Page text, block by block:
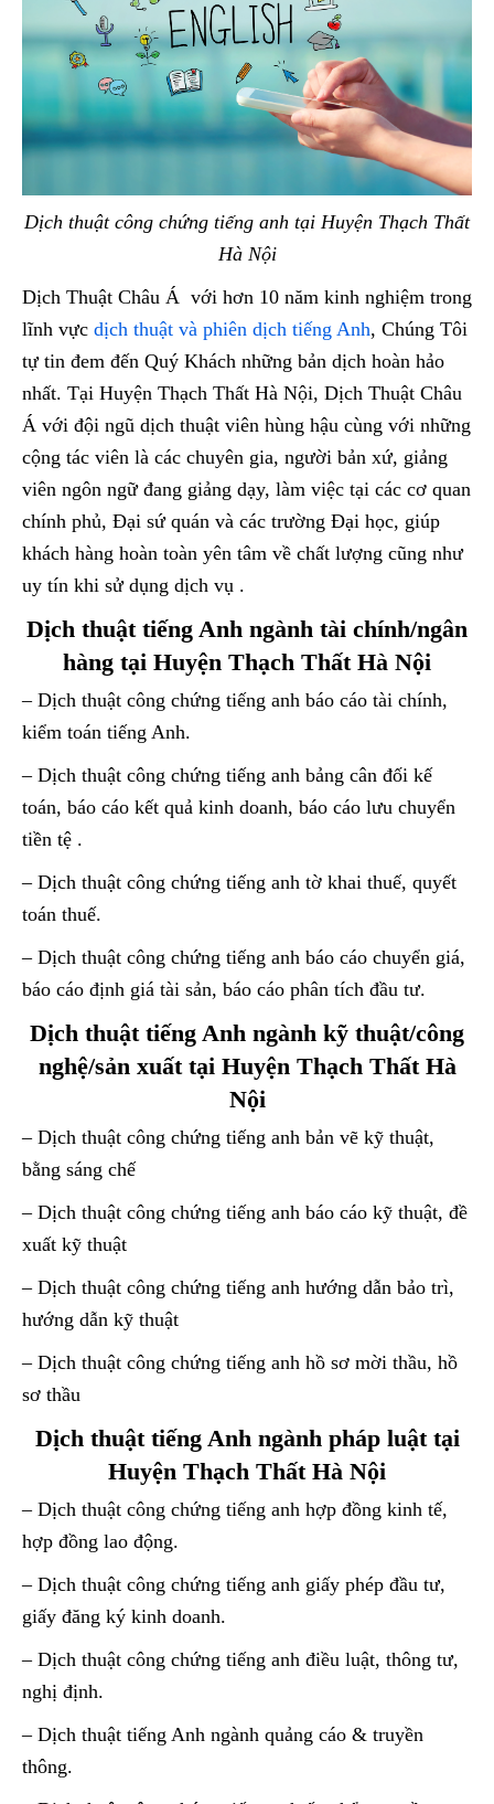
Dịch thuật công chứng tiếng anh tại Huyện Thạch Thất
Hà Nội
Dịch Thuật Châu Á với hơn 10 năm kinh nghiệm trong
lĩnh vực dịch thuật và phiên dịch tiếng Anh, Chúng Tôi
tự tin đem đến Quý Khách những bản dịch hoàn hảo
nhất. Tại Huyện Thạch Thất Hà Nội, Dịch Thuật Châu
Á với đội ngũ dịch thuật viên hùng hậu cùng với những
cộng tác viên là các chuyên gia, người bản xứ, giảng
viên ngôn ngữ đang giảng dạy, làm việc tại các cơ quan
chính phủ, Đại sứ quán và các trường Đại học, giúp
khách hàng hoàn toàn yên tâm về chất lượng cũng như
uy tín khi sử dụng dịch vụ .
Dịch thuật tiếng Anh ngành tài chính/ngân
hàng tại Huyện Thạch Thất Hà Nội
– Dịch thuật công chứng tiếng anh báo cáo tài chính,
kiểm toán tiếng Anh.
– Dịch thuật công chứng tiếng anh bảng cân đối kế
toán, báo cáo kết quả kinh doanh, báo cáo lưu chuyển
tiền tệ .
– Dịch thuật công chứng tiếng anh tờ khai thuế, quyết
toán thuế.
– Dịch thuật công chứng tiếng anh báo cáo chuyển giá,
báo cáo định giá tài sản, báo cáo phân tích đầu tư.
Dịch thuật tiếng Anh ngành kỹ thuật/công
nghệ/sản xuất tại Huyện Thạch Thất Hà
Nội
– Dịch thuật công chứng tiếng anh bản vẽ kỹ thuật,
bằng sáng chế
– Dịch thuật công chứng tiếng anh báo cáo kỹ thuật, đề
xuất kỹ thuật
– Dịch thuật công chứng tiếng anh hướng dẫn bảo trì,
hướng dẫn kỹ thuật
– Dịch thuật công chứng tiếng anh hồ sơ mời thầu, hồ
sơ thầu
Dịch thuật tiếng Anh ngành pháp luật tại
Huyện Thạch Thất Hà Nội
– Dịch thuật công chứng tiếng anh hợp đồng kinh tế,
hợp đồng lao động.
– Dịch thuật công chứng tiếng anh giấy phép đầu tư,
giấy đăng ký kinh doanh.
– Dịch thuật công chứng tiếng anh điều luật, thông tư,
nghị định.
– Dịch thuật tiếng Anh ngành quảng cáo & truyền
thông.